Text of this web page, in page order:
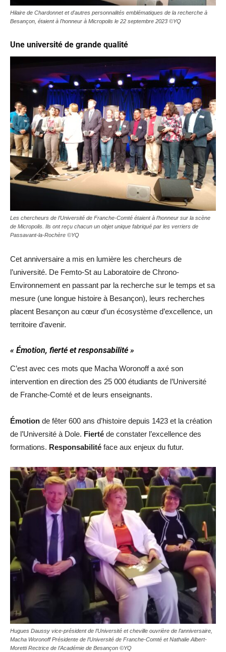
Hilaire de Chardonnet et d'autres personnalités emblématiques de la recherche à
Besançon, étaient à l'honneur à Micropolis le 22 septembre 2023 ©YQ
Une université de grande qualité
Les chercheurs de l’Université de Franche-Comté étaient à l’honneur sur la scène
de Micropolis. Ils ont reçu chacun un objet unique fabriqué par les verriers de
Passavant-la-Rochère ©YQ
Cet anniversaire a mis en lumière les chercheurs de
l’université. De Femto-St au Laboratoire de Chrono-
Environnement en passant par la recherche sur le temps et sa
mesure (une longue histoire à Besançon), leurs recherches
placent Besançon au cœur d’un écosystème d’excellence, un
territoire d’avenir.
« Émotion, fierté et responsabilité »
C’est avec ces mots que Macha Woronoff a axé son
intervention en direction des 25 000 étudiants de l’Université
de Franche-Comté et de leurs enseignants.
Émotion de fêter 600 ans d’histoire depuis 1423 et la création
de l’Université à Dole. Fierté de constater l’excellence des
formations. Responsabilité face aux enjeux du futur.
Hugues Daussy vice-président de l’Université et cheville ouvrière de l’anniversaire,
Macha Woronoff Présidente de l’Université de Franche-Comté et Nathalie Albert-
Moretti Rectrice de l’Académie de Besançon ©YQ